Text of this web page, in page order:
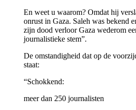
En weet u waarom? Omdat hij
onrust in Gaza. Saleh was bekend
zijn dood verloor Gaza wederom
journalistieke stem”.
De omstandigheid dat op de
staat:
“Schokkend:
meer dan 250 journalisten